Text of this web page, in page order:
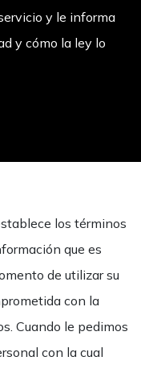
y le informa
y cómo la ley lo
los términos
que es
de utilizar su
con la
Cuando le pedimos
con la cual